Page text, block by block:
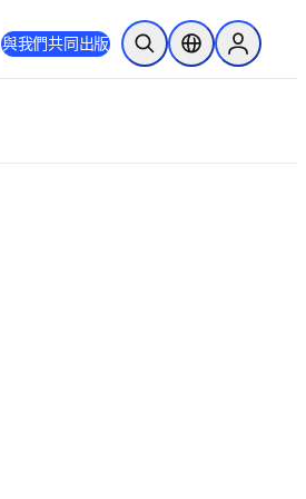
與我們共同出版 公開搜尋位置選擇器Sign in to